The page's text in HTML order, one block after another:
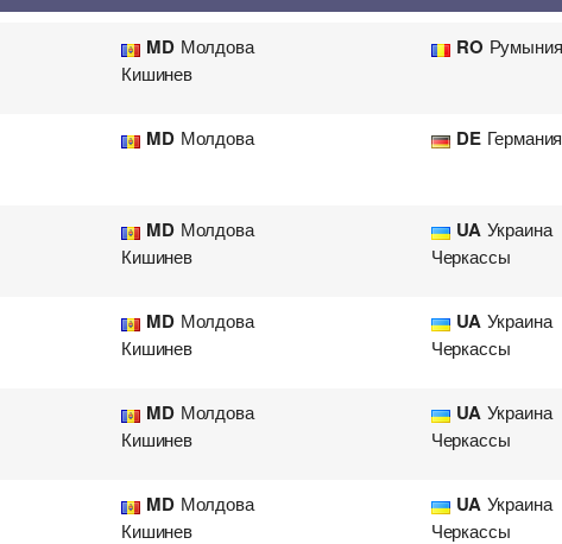
Перевозка цветов
Авиа
MD Молдова
Кишинев
RO Румыния
MD Молдова DE Германия
MD Молдова
Кишинев
UA Украина
Черкассы
MD Молдова
Кишинев
UA Украина
Черкассы
MD Молдова
Кишинев
UA Украина
Черкассы
MD Молдова
Кишинев
UA Украина
Черкассы